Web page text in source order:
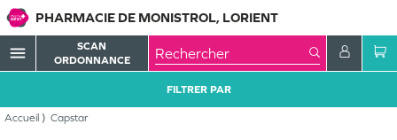
PHARMACIE DE MONISTROL, LORIENT
menu
SCAN
ORDONNANCE
Accueil Capstar
FILTRER PAR